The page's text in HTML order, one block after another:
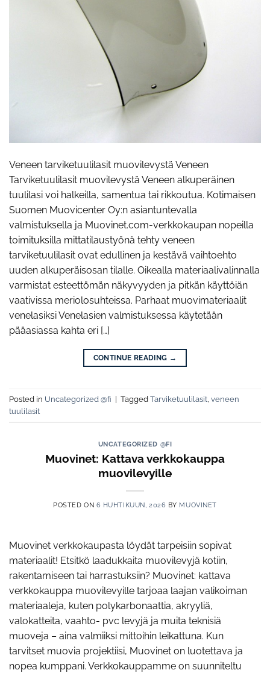
Veneen tarviketuulilasit muovilevystä Veneen
Tarviketuulilasit muovilevystä Veneen alkuperäinen
tuulilasi voi halkeilla, samentua tai rikkoutua. Kotimaisen
Suomen Muovicenter Oy:n asiantuntevalla
valmistuksella ja Muovinet.com-verkkokaupan nopeilla
toimituksilla mittatilaustyönä tehty veneen
tarviketuulilasit ovat edullinen ja kestävä vaihtoehto
uuden alkuperäisosan tilalle. Oikealla materiaalivalinnalla
varmistat esteettömän näkyvyyden ja pitkän käyttöiän
vaativissa meriolosuhteissa. Parhaat muovimateriaalit
venelasiksi Venelasien valmistuksessa käytetään
pääasiassa kahta eri […]
CONTINUE READING →
Posted in Uncategorized @fi | Tagged Tarviketuulilasit veneen
tuulilasit
UNCATEGORIZED @FI
Muovinet: Kattava verkkokauppa
muovilevyille
POSTED ON 6 HUHTIKUUN, 2026 BY MUOVINET
Muovinet verkkokaupasta löydät tarpeisiin sopivat
materiaalit! Etsitkö laadukkaita muovilevyjä kotiin,
rakentamiseen tai harrastuksiin? Muovinet: kattava
verkkokauppa muovilevyille tarjoaa laajan valikoiman
materiaaleja, kuten polykarbonaattia, akryyliä,
valokatteita, vaahto- pvc levyjä ja muita teknisiä
muoveja – aina valmiiksi mittoihin leikattuna. Kun
tarvitset muovia projektiisi, Muovinet on luotettava ja
nopea kumppani. Verkkokauppamme on suunniteltu